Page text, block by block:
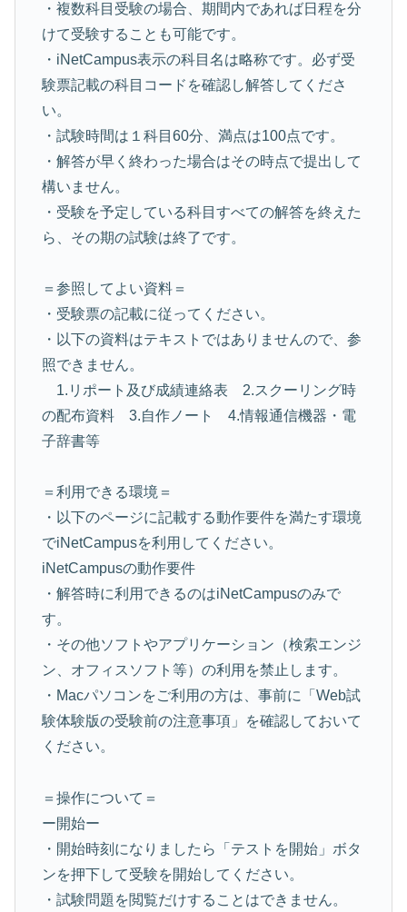
・複数科目受験の場合、期間内であれば日程を分
けて受験することも可能です。
・iNetCampus表示の科目名は略称です。必ず受
験票記載の科目コードを確認し解答してくださ
い。
・試験時間は１科目60分、満点は100点です。
・解答が早く終わった場合はその時点で提出して
構いません。
・受験を予定している科目すべての解答を終えた
ら、その期の試験は終了です。
＝参照してよい資料＝
・受験票の記載に従ってください。
・以下の資料はテキストではありませんので、参
照できません。
1.リポート及び成績連絡表 2.スクーリング時
の配布資料 3.自作ノート 4.情報通信機器・電
子辞書等
＝利用できる環境＝
・以下のページに記載する動作要件を満たす環境
でiNetCampusを利用してください。
iNetCampusの動作要件
・解答時に利用できるのはiNetCampusのみで
す。
・その他ソフトやアプリケーション（検索エンジ
ン、オフィスソフト等）の利用を禁止します。
・Macパソコンをご利用の方は、事前に「Web試
験体験版の受験前の注意事項」を確認しておいて
ください。
＝操作について＝
ー開始ー
・開始時刻になりましたら「テストを開始」ボタ
ンを押下して受験を開始してください。
・試験問題を閲覧だけすることはできません。